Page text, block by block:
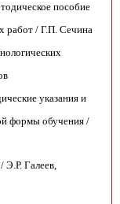
пособие
работ / Г.П. Сечина
указания и
формы обучения /
Э.Р. Галеев,